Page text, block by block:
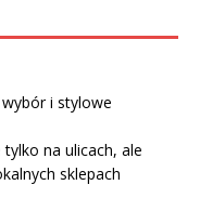
i stylowe
na ulicach, ale
sklepach